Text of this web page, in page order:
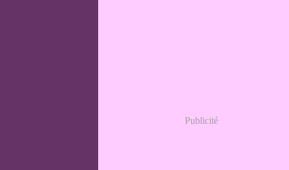
Publicité